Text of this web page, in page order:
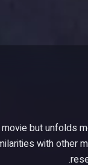
but unfolds
with other